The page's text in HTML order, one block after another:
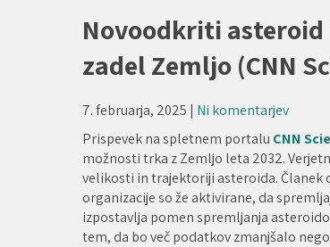
Novoodkriti asteroid
zadel Zemljo (CNN
7. februarja, 2025 | Ni komentarjev
Prispevek na spletnem portalu CNN
možnosti trka z Zemljo leta 2032.
velikosti in trajektoriji asteroida. Članek
organizacije so že aktivirane, da
izpostavlja pomen spremljanja
tem, da bo več podatkov zmanjšalo